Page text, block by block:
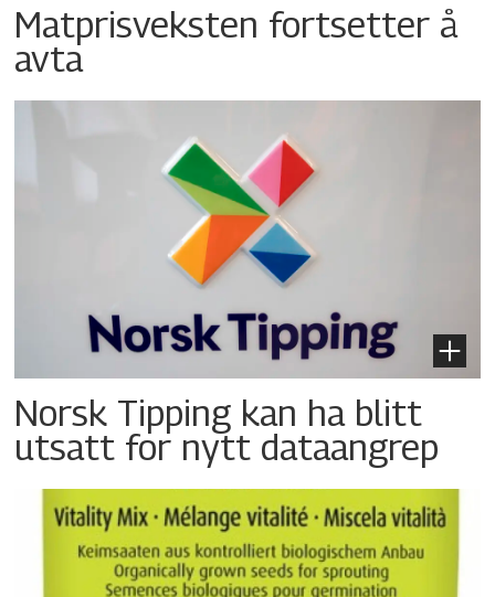
Matprisveksten fortsetter å
avta
Norsk Tipping kan ha blitt
utsatt for nytt dataangrep